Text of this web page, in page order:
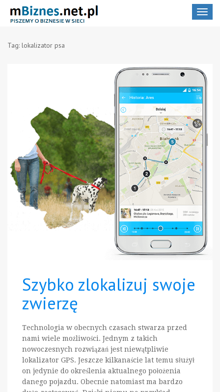
Toggle
Tag: lokalizator psa
Szybko zlokalizuj swoje
zwierzę
Technologia w obecnych czasach stwarza przed
nami wiele możliwości. Jednym z takich
nowoczesnych rozwiązań jest niewątpliwie
lokalizator GPS. Jeszcze kilkanaście lat temu służył
on jedynie do określenia aktualnego położenia
danego pojazdu. Obecnie natomiast ma bardzo